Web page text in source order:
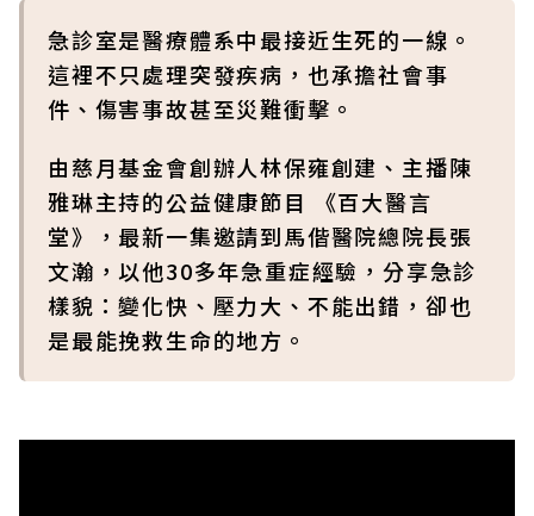
急診室是醫療體系中最接近生死的一線。
這裡不只處理突發疾病，也承擔社會事
件、傷害事故甚至災難衝擊。
由慈月基金會創辦人林保雍創建、主播陳
雅琳主持的公益健康節目 《百大醫言
堂》，最新一集邀請到馬偕醫院總院長張
文瀚，以他30多年急重症經驗，分享急診
樣貌：變化快、壓力大、不能出錯，卻也
是最能挽救生命的地方。